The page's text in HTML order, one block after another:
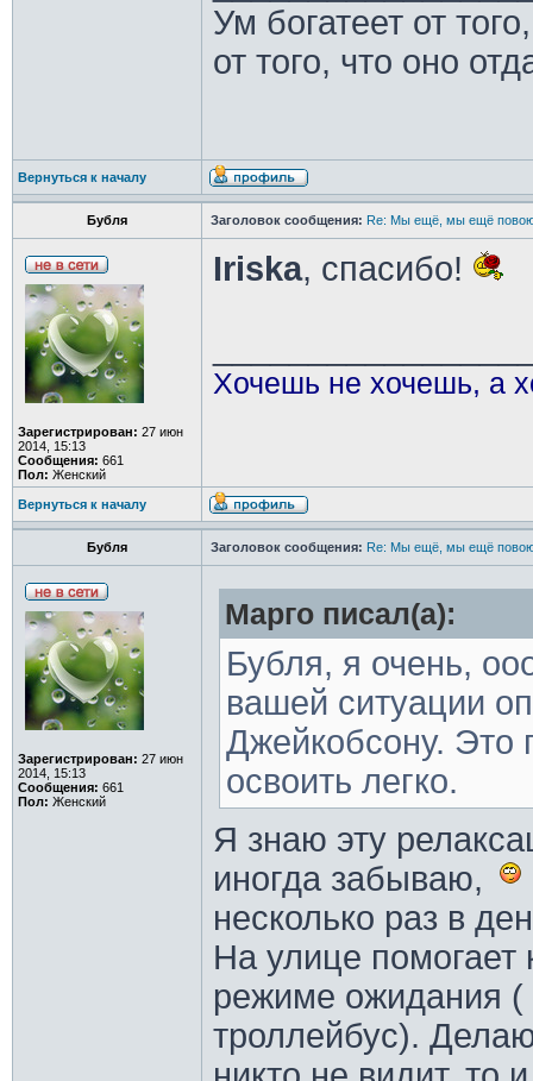
Ум богатеет от
от того, что оно
Вернуться к началу
Бубля Заголовок сообщения: Re: Мы ещё, мы ещё
Зарегистрирован: 27 июн
2014, 15:13
Сообщения: 661
Пол: Женский
Iriska, спасибо!
Хочешь не хочешь, а
Вернуться к началу
Бубля Заголовок сообщения: Re: Мы ещё, мы ещё
Зарегистрирован: 27 июн
2014, 15:13
Сообщения: 661
Пол: Женский
Марго писал(а):
Бубля, я очень,
вашей ситуации
Джейкобсону. Это
освоить легко.
Я знаю эту
иногда забываю,
несколько раз в
На улице помогает
режиме ожидания
троллейбус).